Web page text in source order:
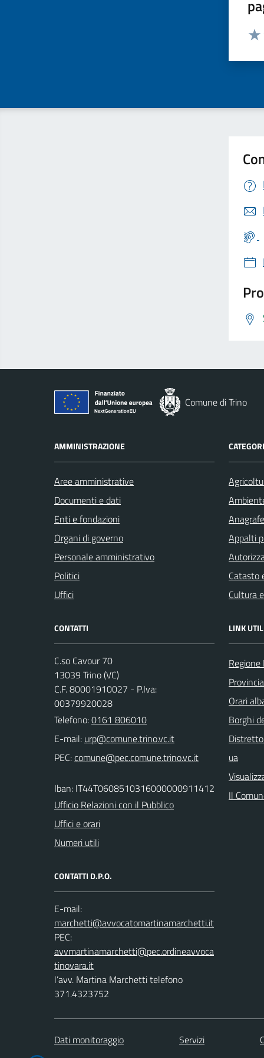
Comune di Trino
AMMINISTRAZIONE
Aree amministrative
Documenti e dati
Enti e fondazioni
Organi di governo
Personale amministrativo
Politici
Uffici
Appalti
Catasto
Cultura
CONTATTI
C.so Cavour 70
13039 Trino (VC)
C.F. 80001910027 - P.Iva:
00379920028
Telefono:0161 806010
E-mail:
PEC:
Iban: IT44T0608510316000000911412
Ufficio Relazioni con il Pubblico
Uffici e orari
Numeri utili
CONTATTI D.P.O.
E-mail:
PEC:
l’avv. Martina Marchetti telefono
371.4323752
LINK
Orari
Borghi
ua
Il
Dati monitoraggio Servizi